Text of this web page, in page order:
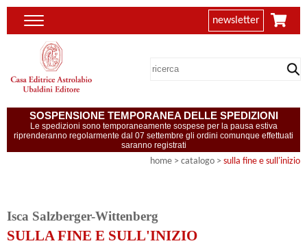
newsletter
SOSPENSIONE TEMPORANEA DELLE SPEDIZIONI
Le spedizioni sono temporaneamente sospese per la pausa estiva
riprenderanno regolarmente dal 07 settembre gli ordini comunque effettuati
saranno registrati
home > catalogo > sulla fine e sull'inizio
Isca Salzberger-Wittenberg
SULLA FINE E SULL'INIZIO